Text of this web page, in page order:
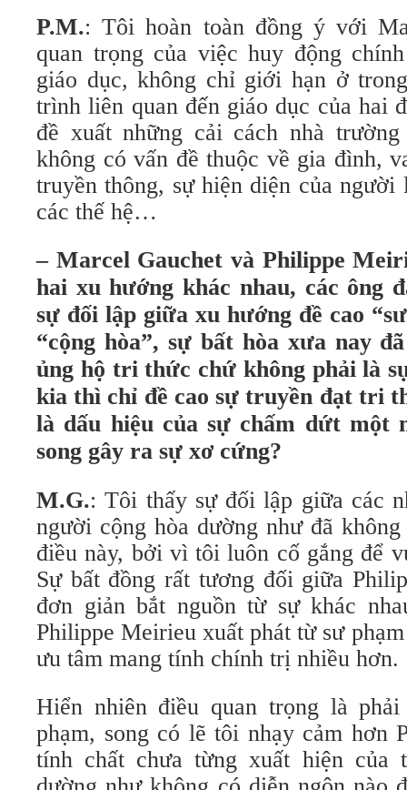
P.M.: Tôi hoàn toàn đồng ý với
quan trọng của việc huy động
giáo dục, không chỉ giới hạn ở
trình liên quan đến giáo dục của hai
đề xuất những cải cách nhà
không có vấn đề thuộc về gia đình,
truyền thông, sự hiện diện của
các thế hệ…
– Marcel Gauchet và Philippe
hai xu hướng khác nhau, các ông
sự đối lập giữa xu hướng đề cao
“cộng hòa”, sự bất hòa xưa nay
ủng hộ tri thức chứ không phải là
kia thì chỉ đề cao sự truyền đạt tri
là dấu hiệu của sự chấm dứt một
song gây ra sự xơ cứng?
M.G.: Tôi thấy sự đối lập giữa các
người cộng hòa dường như đã
điều này, bởi vì tôi luôn cố gắng để
Sự bất đồng rất tương đối giữa
đơn giản bắt nguồn từ sự khác
Philippe Meirieu xuất phát từ sư
ưu tâm mang tính chính trị nhiều hơn.
Hiển nhiên điều quan trọng là
phạm, song có lẽ tôi nhạy cảm hơn
tính chất chưa từng xuất hiện của